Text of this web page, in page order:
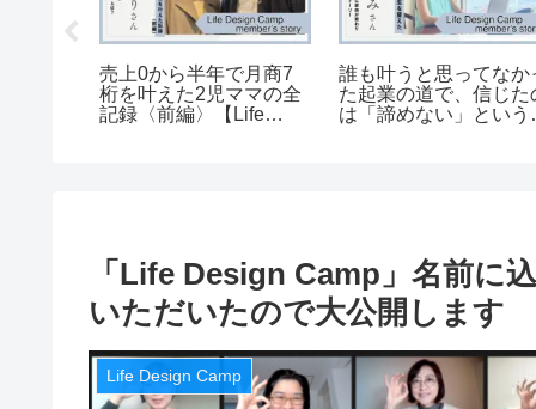
売上0から半年で月商7
桁を叶えた2児ママの全
記録〈前編〉【Life
誰も叶うと思ってなか
た起業の道で、信じた
は「諦めない」という
「Life Design Camp」名前に
いただいたので大公開します
Life Design Camp